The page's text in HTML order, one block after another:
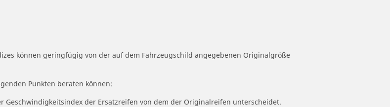
können geringfügig von der auf dem Fahrzeugschild angegebenen Originalgröße
Punkten beraten können:
der Ersatzreifen von dem der Originalreifen unterscheidet.